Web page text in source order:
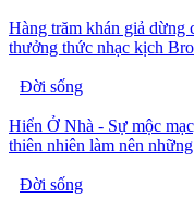
Hàng trăm khán giả dừng
thưởng thức nhạc kịch
Đời sống
Hiển Ở Nhà - Sự mộc
thiên nhiên làm nên
Đời sống